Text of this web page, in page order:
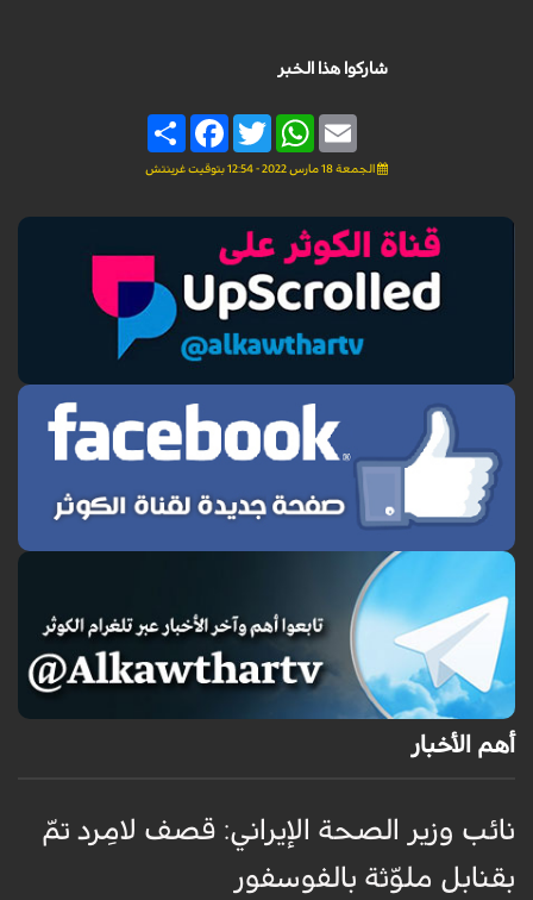
شاركوا هذا الخبر
Share
FacebookTwitter
WhatsAppEmail
الجمعة 18 مارس 2022 - 12:54 بتوقيت غرينتش
أهم الأخبار
نائب وزير الصحة الإيراني: قصف لامِرد تمّ
بقنابل ملوّثة بالفوسفور